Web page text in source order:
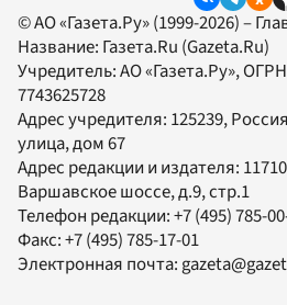
© АО «Газета.Ру» (1999-2026) –
Название: Газета.Ru (Gazeta.Ru)
Учредитель:АО «Газета.Ру»,
7743625728
Адрес учредителя: 125239,
улица, дом 67
Адрес редакции и издателя:
Варшавское шоссе, д.9, стр.1
Телефон редакции:+7 (495) 785-
Факс:+7 (495) 785-17-01
Электронная почта: